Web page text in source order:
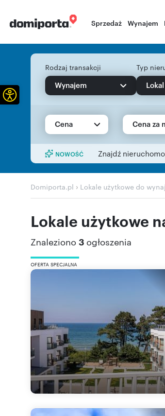
Sprzedaż Wynajem
Rodzaj transakcji
Wynajem
Typ
Cena Cena za
NOWOŚĆ Znajdź
Domiporta.pl › Lokale użytkowe do
Lokale użytkowe
Znaleziono 3 ogłoszenia
OFERTA SPECJALNA
Otwórz pasek narzędzi